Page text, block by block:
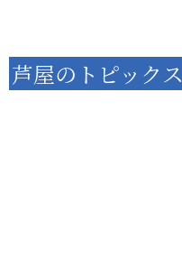
芦屋のトピックス